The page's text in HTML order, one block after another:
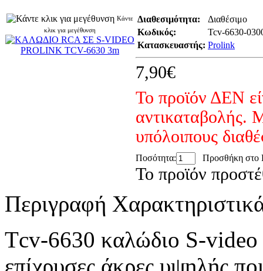
Κάντε
κλικ για μεγέθυνση
Διαθεσιμότητα:
Διαθέσιμο
Κωδικός:
Tcv-6630-
Κατασκευαστής: Prolink
7,90€
Το προϊόν ΔΕΝ
αντικαταβολής.
υπόλοιπους
Ποσότητα: Προσθήκη στο
Το προϊόν
Περιγραφή
Τcv-6630 καλώδιο S-video